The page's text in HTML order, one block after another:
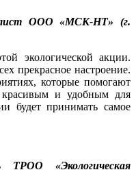
ООО «МСК-НТ» (г.
экологической акции.
прекрасное настроение.
которые помогают
красивым и удобным для
будет принимать самое
ТРОО «Экологическая